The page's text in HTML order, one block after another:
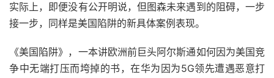
实际上，即便没有公开明说，但图森未来遇到的阻碍，一步
接一步，同样是美国陷阱的新具体案例表现。
《美国陷阱》，一本讲欧洲前巨头阿尔斯通如何因为美国竞
争中无端打压而垮掉的书，在华为因为5G领先遭遇恶意打